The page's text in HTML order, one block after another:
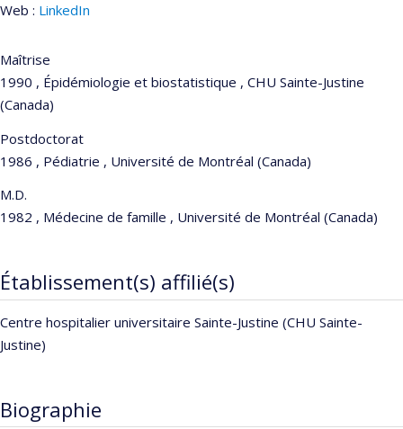
Web : LinkedIn
Maîtrise
1990 , Épidémiologie et biostatistique , CHU Sainte-Justine
(Canada)
Postdoctorat
1986 , Pédiatrie , Université de Montréal (Canada)
M.D.
1982 , Médecine de famille , Université de Montréal (Canada)
Établissement(s) affilié(s)
Centre hospitalier universitaire Sainte-Justine (CHU Sainte-
Justine)
Biographie